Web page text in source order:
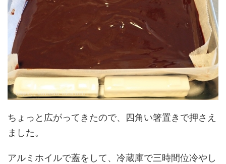
ちょっと広がってきたので、四角い箸置きで押さえ
ました。
アルミホイルで蓋をして、冷蔵庫で三時間位冷やし